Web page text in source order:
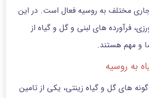
مختلف به روسیه فعال است. در این
فرآورده های لبنی و گل و گیاه از
و مهم هستند.
به روسیه
گونه های گل و گیاه زینتی، یکی از تامین